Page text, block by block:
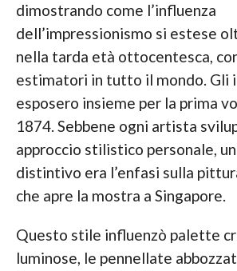
dimostrando come l’influenza
dell’impressionismo si estese
nella tarda età ottocentesca,
estimatori in tutto il mondo. Gli
esposero insieme per la prima
1874. Sebbene ogni artista
approccio stilistico personale,
distintivo era l’enfasi sulla
che apre la mostra a Singapore.
Questo stile influenzò palette
luminose, le pennellate